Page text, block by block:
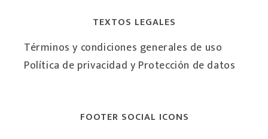
TEXTOS LEGALES
Términos y condiciones generales de uso
Política de privacidad y Protección de datos
FOOTER SOCIAL ICONS